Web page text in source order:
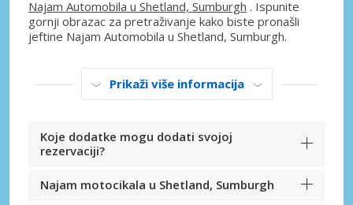
Najam Automobila u Shetland, Sumburgh . Ispunite
gornji obrazac za pretraživanje kako biste pronašli
jeftine Najam Automobila u Shetland, Sumburgh.
Prikaži više informacija
Koje dodatke mogu dodati svojoj
rezervaciji?
Najam motocikala u Shetland, Sumburgh